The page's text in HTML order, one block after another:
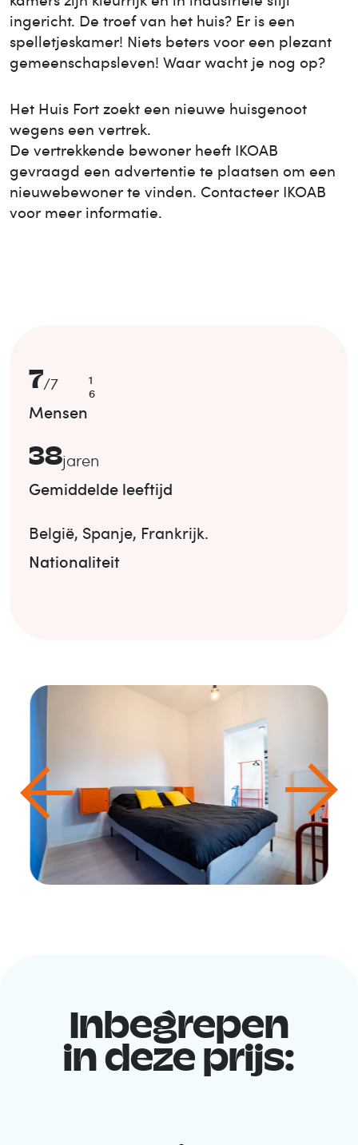
ingericht. De troef van het huis? Er is een
spelletjeskamer! Niets beters voor een plezant
gemeenschapsleven! Waar wacht je nog op?
Het Huis Fortzoekt een nieuwe huisgenoot
wegens een vertrek.
De vertrekkende bewoner heeft IKOAB
gevraagd een advertentie te plaatsen om een
nieuwebewoner te vinden. Contacteer IKOAB
voor meer informatie.
7/7
1
6
Mensen
38jaren
Gemiddelde leeftijd
België, Spanje, Frankrijk.
Nationaliteit
Inbegrepen
in deze prijs: